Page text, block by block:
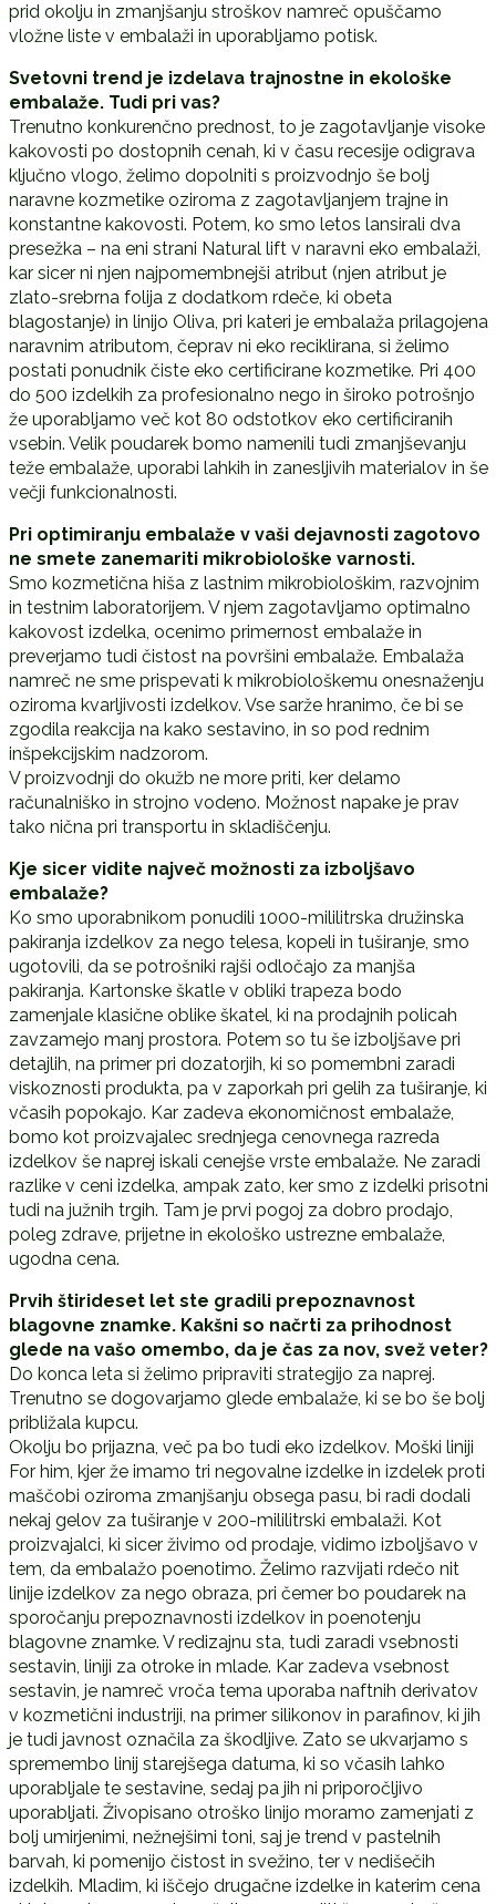
prid okolju in zmanjšanju stroškov namreč opuščamo
vložne liste v embalaži in uporabljamo potisk.
Svetovni trend je izdelava trajnostne in ekološke
embalaže. Tudi pri vas?
Trenutno konkurenčno prednost, to je zagotavljanje visoke
kakovosti po dostopnih cenah, ki v času recesije odigrava
ključno vlogo, želimo dopolniti s proizvodnjo še bolj
naravne kozmetike oziroma z zagotavljanjem trajne in
konstantne kakovosti. Potem, ko smo letos lansirali dva
presežka – na eni strani Natural lift v naravni eko embalaži,
kar sicer ni njen najpomembnejši atribut (njen atribut je
zlato-srebrna folija z dodatkom rdeče, ki obeta
blagostanje) in linijo Oliva, pri kateri je embalaža prilagojena
naravnim atributom, čeprav ni eko reciklirana, si želimo
postati ponudnik čiste eko certificirane kozmetike. Pri 400
do 500 izdelkih za profesionalno nego in široko potrošnjo
že uporabljamo več kot 80 odstotkov eko certificiranih
vsebin. Velik poudarek bomo namenili tudi zmanjševanju
teže embalaže, uporabi lahkih in zanesljivih materialov in še
večji funkcionalnosti.
Pri optimiranju embalaže v vaši dejavnosti zagotovo
ne smete zanemariti mikrobiološke varnosti.
Smo kozmetična hiša z lastnim mikrobiološkim, razvojnim
in testnim laboratorijem. V njem zagotavljamo optimalno
kakovost izdelka, ocenimo primernost embalaže in
preverjamo tudi čistost na površini embalaže. Embalaža
namreč ne sme prispevati k mikrobiološkemu onesnaženju
oziroma kvarljivosti izdelkov. Vse sarže hranimo, če bi se
zgodila reakcija na kako sestavino, in so pod rednim
inšpekcijskim nadzorom.
V proizvodnji do okužb ne more priti, ker delamo
računalniško in strojno vodeno. Možnost napake je prav
tako nična pri transportu in skladiščenju.
Kje sicer vidite največ možnosti za izboljšavo
embalaže?
Ko smo uporabnikom ponudili 1000-mililitrska družinska
pakiranja izdelkov za nego telesa, kopeli in tuširanje, smo
ugotovili, da se potrošniki rajši odločajo za manjša
pakiranja. Kartonske škatle v obliki trapeza bodo
zamenjale klasične oblike škatel, ki na prodajnih policah
zavzamejo manj prostora. Potem so tu še izboljšave pri
detajlih, na primer pri dozatorjih, ki so pomembni zaradi
viskoznosti produkta, pa v zaporkah pri gelih za tuširanje, ki
včasih popokajo. Kar zadeva ekonomičnost embalaže,
bomo kot proizvajalec srednjega cenovnega razreda
izdelkov še naprej iskali cenejše vrste embalaže. Ne zaradi
razlike v ceni izdelka, ampak zato, ker smo z izdelki prisotni
tudi na južnih trgih. Tam je prvi pogoj za dobro prodajo,
poleg zdrave, prijetne in ekološko ustrezne embalaže,
ugodna cena.
Prvih štirideset let ste gradili prepoznavnost
blagovne znamke. Kakšni so načrti za prihodnost
glede na vašo omembo, da je čas za nov, svež veter?
Do konca leta si želimo pripraviti strategijo za naprej.
Trenutno se dogovarjamo glede embalaže, ki se bo še bolj
približala kupcu.
Okolju bo prijazna, več pa bo tudi eko izdelkov. Moški liniji
For him, kjer že imamo tri negovalne izdelke in izdelek proti
maščobi oziroma zmanjšanju obsega pasu, bi radi dodali
nekaj gelov za tuširanje v 200-mililitrski embalaži. Kot
proizvajalci, ki sicer živimo od prodaje, vidimo izboljšavo v
tem, da embalažo poenotimo. Želimo razvijati rdečo nit
linije izdelkov za nego obraza, pri čemer bo poudarek na
sporočanju prepoznavnosti izdelkov in poenotenju
blagovne znamke. V redizajnu sta, tudi zaradi vsebnosti
sestavin, liniji za otroke in mlade. Kar zadeva vsebnost
sestavin, je namreč vroča tema uporaba naftnih derivatov
v kozmetični industriji, na primer silikonov in parafinov, ki jih
je tudi javnost označila za škodljive. Zato se ukvarjamo s
spremembo linij starejšega datuma, ki so včasih lahko
uporabljale te sestavine, sedaj pa jih ni priporočljivo
uporabljati. Živopisano otroško linijo moramo zamenjati z
bolj umirjenimi, nežnejšimi toni, saj je trend v pastelnih
barvah, ki pomenijo čistost in svežino, ter v nedišečih
izdelkih. Mladim, ki iščejo drugačne izdelke in katerim cena